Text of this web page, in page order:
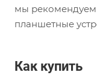
мы рекомендуем
планшетные
Как купить